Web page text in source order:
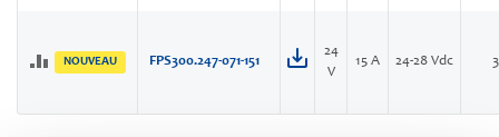
NOUVEAU FPS300.247-071-151
24
V
15 A 24-28 Vdc